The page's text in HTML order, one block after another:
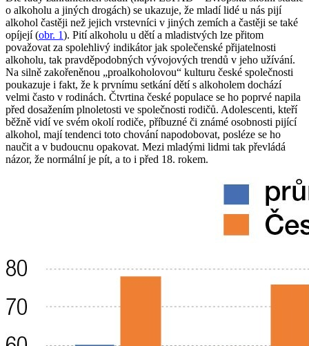
o alkoholu a jiných drogách) se ukazuje, že mladí lidé u nás pijí
alkohol častěji než jejich vrstevníci v jiných zemích a častěji se také
opíjejí (obr. 1). Pití alkoholu u dětí a mladistvých lze přitom
považovat za spolehlivý indikátor jak společenské přijatelnosti
alkoholu, tak pravděpodobných vývojových trendů v jeho užívání.
Na silně zakořeněnou „proalkoholovou“ kulturu české společnosti
poukazuje i fakt, že k prvnímu setkání dětí s alkoholem dochází
velmi často v rodinách. Čtvrtina české populace se ho poprvé napila
před dosažením plnoletosti ve společnosti rodičů. Adolescenti, kteří
běžně vidí ve svém okolí rodiče, příbuzné či známé osobnosti pijící
alkohol, mají tendenci toto chování napodobovat, posléze se ho
naučit a v budoucnu opakovat. Mezi mladými lidmi tak převládá
názor, že normální je pít, a to i před 18. rokem.